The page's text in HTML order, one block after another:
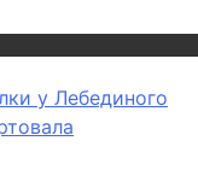
у Лебединого